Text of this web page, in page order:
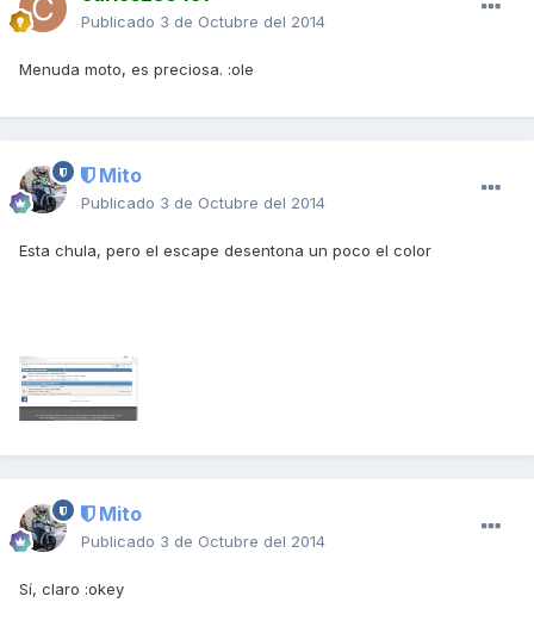
Publicado 3 de Octubre del 2014
Menuda moto, es preciosa. :ole
Mito
Publicado 3 de Octubre del 2014
Esta chula, pero el escape desentona un poco el color
Mito
Publicado 3 de Octubre del 2014
Sí, claro :okey